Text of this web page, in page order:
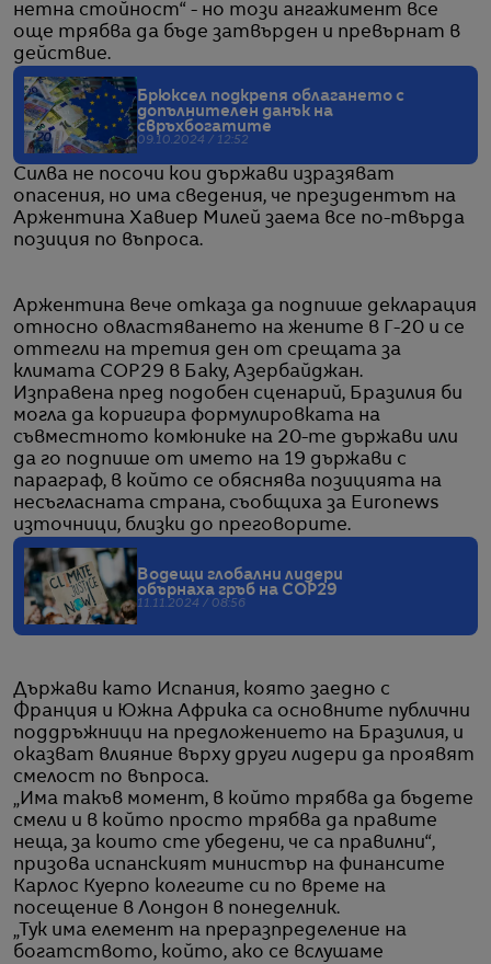
нетна стойност“ - но този ангажимент все
още трябва да бъде затвърден и превърнат в
действие.
Брюксел подкрепя облагането с
допълнителен данък на
свръхбогатите
09.10.2024 / 12:52
Силва не посочи кои държави изразяват
опасения, но има сведения, че президентът на
Аржентина Хавиер Милей заема все по-твърда
позиция по въпроса.
Аржентина вече отказа да подпише декларация
относно овластяването на жените в Г-20 и се
оттегли на третия ден от срещата за
климата COP29 в Баку, Азербайджан.
Изправена пред подобен сценарий, Бразилия би
могла да коригира формулировката на
съвместното комюнике на 20-те държави или
да го подпише от името на 19 държави с
параграф, в който се обяснява позицията на
несъгласната страна, съобщиха за Euronews
източници, близки до преговорите.
Водещи глобални лидери
обърнаха гръб на COP29
11.11.2024 / 08:56
Държави като Испания, която заедно с
Франция и Южна Африка са основните публични
поддръжници на предложението на Бразилия, и
оказват влияние върху други лидери да проявят
смелост по въпроса.
„Има такъв момент, в който трябва да бъдете
смели и в който просто трябва да правите
неща, за които сте убедени, че са правилни“,
призова испанският министър на финансите
Карлос Куерпо колегите си по време на
посещение в Лондон в понеделник.
„Тук има елемент на преразпределение на
богатството, който, ако се вслушаме